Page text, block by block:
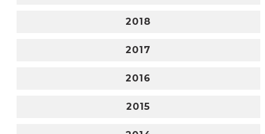
2018
2017
2016
2015